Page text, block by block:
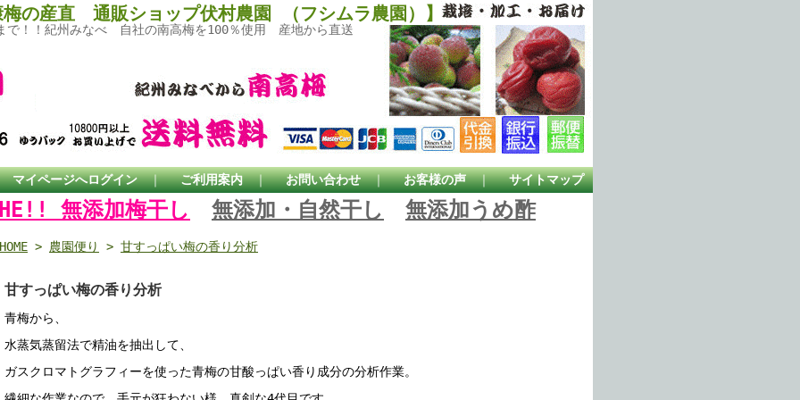
の産直 通販ショップ伏村農園 （フシムラ農園）】
で！！紀州みなべ 自社の南高梅を100％使用 産地から直送
マイページへログイン ｜ ご利用案内 ｜ お問い合わせ ｜ お客様の声 ｜ サイトマップ
無添加梅干し 無添加・自然干し 無添加うめ酢
HOME > 農園便り > 甘すっぱい梅の香り分析
甘すっぱい梅の香り分析
青梅から、
水蒸気蒸留法で精油を抽出して、
ガスクロマトグラフィーを使った青梅の甘酸っぱい香り成分の分析作業。